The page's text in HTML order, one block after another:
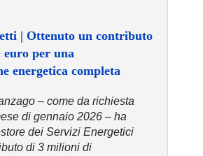
| Ottenuto un contributo
per una
energetica completa
– come da richiesta
di gennaio 2026 – ha
dei Servizi Energetici
di 3 milioni di